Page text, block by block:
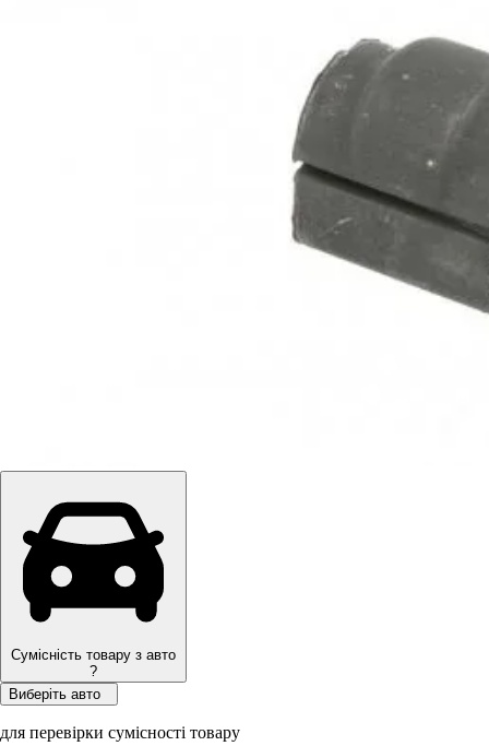
Сумісність товару з авто
?
Виберіть авто
для перевірки сумісності товару